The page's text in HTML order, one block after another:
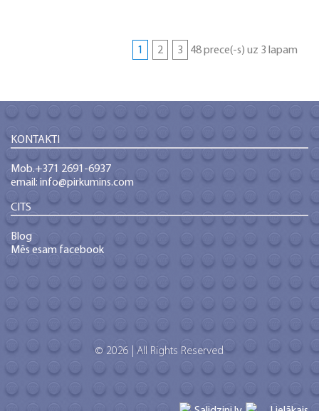
1 2 3 48 prece(-s) uz 3 lapam
KONTAKTI
Mob.+371 2691-6937
email: info@pirkumins.com
CITS
Blog
Mēs esam facebook
© 2026 | All Rights Reserved